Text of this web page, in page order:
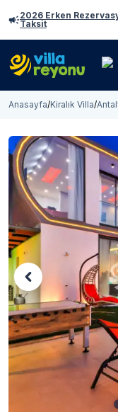
2026 Erken
Taksit
Anasayfa/Kiralık Villa/